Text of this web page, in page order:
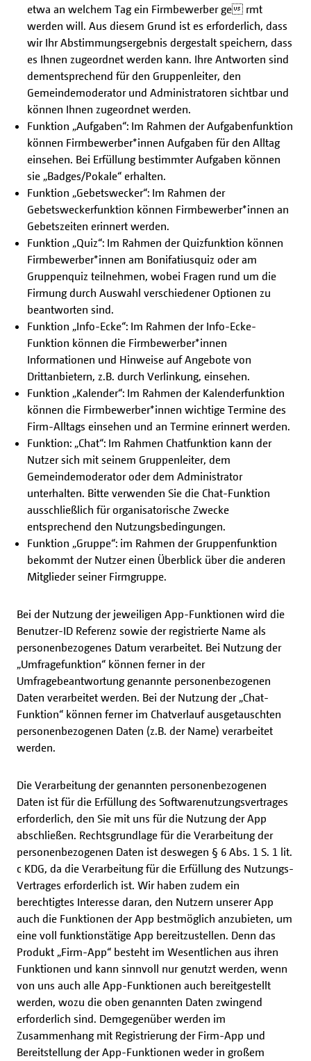
etwa an welchem Tag ein Firmbewerber ge rmt
werden will. Aus diesem Grund ist es erforderlich, dass
wir Ihr Abstimmungsergebnis dergestalt speichern, dass
es Ihnen zugeordnet werden kann. Ihre Antworten sind
dementsprechend für den Gruppenleiter, den
Gemeindemoderator und Administratoren sichtbar und
können Ihnen zugeordnet werden.
Funktion „Aufgaben“: Im Rahmen der Aufgabenfunktion
können Firmbewerber*innen Aufgaben für den Alltag
einsehen. Bei Erfüllung bestimmter Aufgaben können
sie „Badges/Pokale“ erhalten.
Funktion „Gebetswecker“: Im Rahmen der
Gebetsweckerfunktion können Firmbewerber*innen an
Gebetszeiten erinnert werden.
Funktion „Quiz“: Im Rahmen der Quizfunktion können
Firmbewerber*innen am Bonifatiusquiz oder am
Gruppenquiz teilnehmen, wobei Fragen rund um die
Firmung durch Auswahl verschiedener Optionen zu
beantworten sind.
Funktion „Info-Ecke“: Im Rahmen der Info-Ecke-
Funktion können die Firmbewerber*innen
Informationen und Hinweise auf Angebote von
Drittanbietern, z.B. durch Verlinkung, einsehen.
Funktion „Kalender“: Im Rahmen der Kalenderfunktion
können die Firmbewerber*innen wichtige Termine des
Firm-Alltags einsehen und an Termine erinnert werden.
Funktion: „Chat“: Im Rahmen Chatfunktion kann der
Nutzer sich mit seinem Gruppenleiter, dem
Gemeindemoderator oder dem Administrator
unterhalten. Bitte verwenden Sie die Chat-Funktion
ausschließlich für organisatorische Zwecke
entsprechend den Nutzungsbedingungen.
Funktion „Gruppe“: im Rahmen der Gruppenfunktion
bekommt der Nutzer einen Überblick über die anderen
Mitglieder seiner Firmgruppe.
Bei der Nutzung der jeweiligen App-Funktionen wird die
Benutzer-ID Referenz sowie der registrierte Name als
personenbezogenes Datum verarbeitet. Bei Nutzung der
„Umfragefunktion“ können ferner in der
Umfragebeantwortung genannte personenbezogenen
Daten verarbeitet werden. Bei der Nutzung der „Chat-
Funktion“ können ferner im Chatverlauf ausgetauschten
personenbezogenen Daten (z.B. der Name) verarbeitet
werden.
Die Verarbeitung der genannten personenbezogenen
Daten ist für die Erfüllung des Softwarenutzungsvertrages
erforderlich, den Sie mit uns für die Nutzung der App
abschließen. Rechtsgrundlage für die Verarbeitung der
personenbezogenen Daten ist deswegen § 6 Abs. 1 S. 1 lit.
c KDG, da die Verarbeitung für die Erfüllung des Nutzungs-
Vertrages erforderlich ist. Wir haben zudem ein
berechtigtes Interesse daran, den Nutzern unserer App
auch die Funktionen der App bestmöglich anzubieten, um
eine voll funktionstätige App bereitzustellen. Denn das
Produkt „Firm-App“ besteht im Wesentlichen aus ihren
Funktionen und kann sinnvoll nur genutzt werden, wenn
von uns auch alle App-Funktionen auch bereitgestellt
werden, wozu die oben genannten Daten zwingend
erforderlich sind. Demgegenüber werden im
Zusammenhang mit Registrierung der Firm-App und
Bereitstellung der App-Funktionen weder in großem